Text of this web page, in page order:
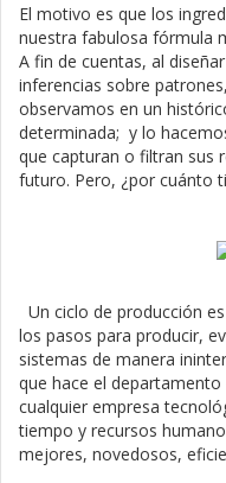
El motivo es que los
nuestra fabulosa fórmula
A fin de cuentas, al
inferencias sobre
observamos en un
determinada; y lo
que capturan o filtran sus
futuro. Pero, ¿por cuánto
Un ciclo de producción
los pasos para producir,
sistemas de manera
que hace el
cualquier empresa
tiempo y recursos
mejores, novedosos,